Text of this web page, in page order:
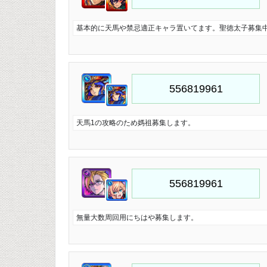
基本的に天馬や禁忌適正キャラ置いてます。聖徳太子募集
天馬1の攻略のため媽祖募集します。
無量大数周回用にちはや募集します。